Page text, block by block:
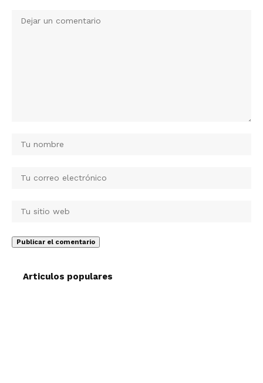
Articulos populares